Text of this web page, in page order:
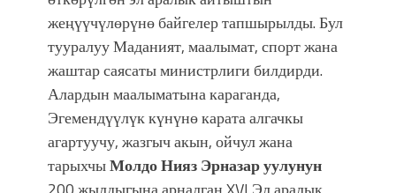
Фестиваль Symphony of Water & Light
собрал более 20 тысяч гостей
Жыргалбек КАСАБОЛОТОВ:
“Уңгужол” темадагы тегерек столго
атка минерлер дагы катышса жакшы
болмок”
УЛУУ ЖУТТА УЛУТТУ САКТАГАН
ЖУСУП АБДРАХМАНОВ
жеңүүчүлөрүнө байгелер тапшырылды. Бул
тууралуу Маданият, маалымат, спорт жана
жаштар саясаты министрлиги билдирди.
Алардын маалыматына караганда,
Эгемендүүлүк күнүнө карата алгачкы
агартуучу, жазгыч акын, ойчул жана
тарыхчыМолдо Нияз Эрназар уулунун